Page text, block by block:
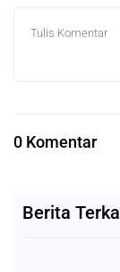
0 Komentar
Berita